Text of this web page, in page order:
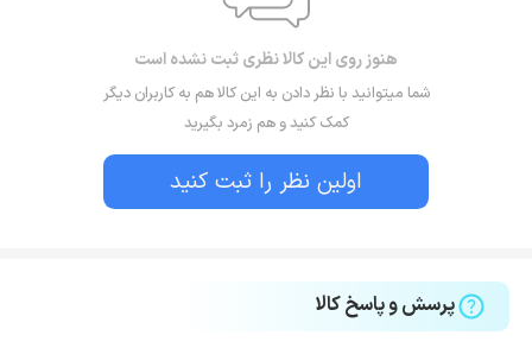
هنوز روی این کالا نظری ثبت نشده است
شما میتوانید با نظر دادن به این کالا هم به کاربران دیگر
کمک کنید و هم زمرد بگیرید
اولین نظر را ثبت کنید
پرسش و پاسخ کالا